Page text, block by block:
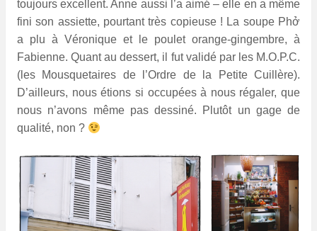
toujours excellent. Anne aussi l’a aimé – elle en a même
fini son assiette, pourtant très copieuse ! La soupe Phở
a plu à Véronique et le poulet orange-gingembre, à
Fabienne. Quant au dessert, il fut validé par les M.O.P.C.
(les Mousquetaires de l’Ordre de la Petite Cuillère).
D’ailleurs, nous étions si occupées à nous régaler, que
nous n’avons même pas dessiné. Plutôt un gage de
qualité, non ?